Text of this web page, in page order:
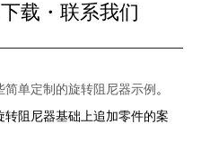
载・联系我们
简单定制的旋转阻尼器示例 。
阻尼器基础上追加零件的案